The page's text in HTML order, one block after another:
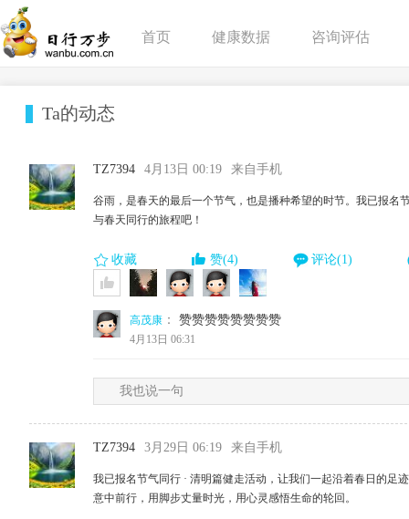
首页 健康数据 咨询评估
Ta的动态
TZ7394 4月13日 00:19 来自手机
谷雨，是春天的最后一个节气，也是播种希望的时节。我已报名
与春天同行的旅程吧！
收藏 赞(4) 评论(1)
高茂康 ： 赞赞赞赞赞赞赞赞
4月13日 06:31
我也说一句
TZ7394 3月29日 06:19 来自手机
我已报名节气同行 · 清明篇健走活动，让我们一起沿着春日的足
意中前行，用脚步丈量时光，用心灵感悟生命的轮回。